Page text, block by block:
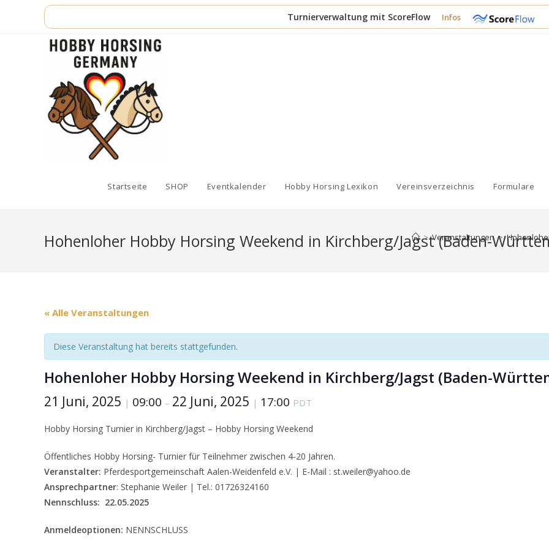
Turnierverwaltung mit ScoreFlow Infos
Startseite SHOP Eventkalender Hobby Horsing Lexikon Vereinsverzeichnis Formulare
Hohenloher Hobby Horsing Weekend in Kirchberg/Jagst (Baden-
> Veranstaltungen >
« Alle Veranstaltungen
Diese Veranstaltung hat bereits stattgefunden.
Hohenloher Hobby Horsing Weekend in Kirchberg/Jagst (Baden-
21 Juni, 2025 | 09:00 – 22 Juni, 2025 | 17:00 PDT
Hobby Horsing Turnier in Kirchberg/Jagst – Hobby Horsing Weekend
Öffentliches Hobby Horsing- Turnier für Teilnehmer zwischen 4-20 Jahren.
Veranstalter: Pferdesportgemeinschaft Aalen-Weidenfeld e.V. | E-Mail : st.weiler@yahoo.de
Ansprechpartner: Stephanie Weiler | Tel.: 01726324160
Nennschluss: 22.05.2025
Anmeldeoptionen: NENNSCHLUSS